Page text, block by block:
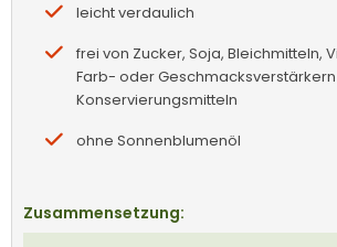
leicht verdaulich
frei von Zucker, Soja, Bleichmitteln,
Farb- oder
Konservierungsmitteln
ohne Sonnenblumenöl
Zusammensetzung: